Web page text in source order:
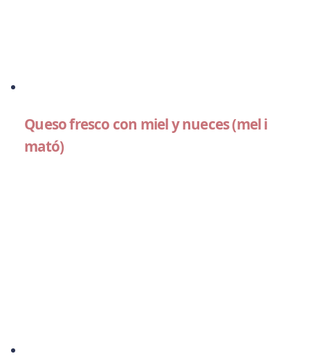
Queso fresco con miel y nueces (mel i
mató)